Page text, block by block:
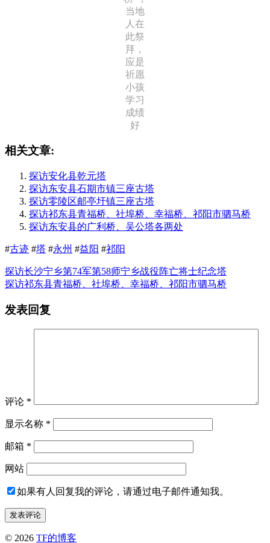
当地
人在
此祭
拜，
应是
祈愿
小孩
学习
成绩
好
相关文章:
探访安化县乾元塔
探访东安县石期市镇三座古塔
探访零陵区邮亭圩镇三座古塔
探访祁东县青福桥、社埠桥、幸福桥、祁阳市驷马桥
探访东安县的广利桥、吴公塔各两处
#古迹 #塔 #永州 #益阳 #祁阳
探访长沙宁乡第74军第58师宁乡战役阵亡将士纪念塔
探访祁东县青福桥、社埠桥、幸福桥、祁阳市驷马桥
发表回复
评论 *
显示名称 *
邮箱 *
网站
如果有人回复我的评论，请通过电子邮件通知我。
© 2026 TF的博客